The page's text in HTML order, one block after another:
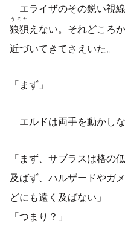
エライザのその鋭い視
狼狽
うろた
えない。それどころ
近づいてきてさえいた。
「まず」
エルドは両手を動かし
「まず、サブラスは格の
及ばず、ハルザードやガ
どにも遠く及ばない」
「つまり？」